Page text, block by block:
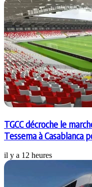
TGCC décroche le
Tessema à Casablanca
il y a 12 heures